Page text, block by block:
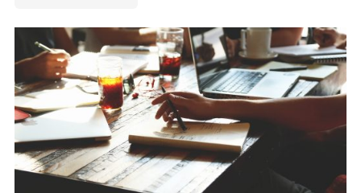
DAS
WEB
VERSTEHEN
–
BESSER